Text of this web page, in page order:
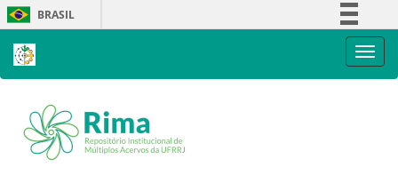
Skip
navigation
BRASIL